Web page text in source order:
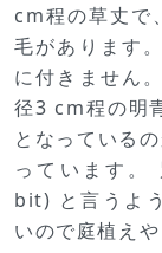
cm程の草丈で
毛があります
に付きません
径3 cm程の明
となっている
っています。
bit) と言うよ
いので庭植え